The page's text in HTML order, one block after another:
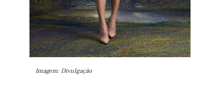
Imagem: Divulgação